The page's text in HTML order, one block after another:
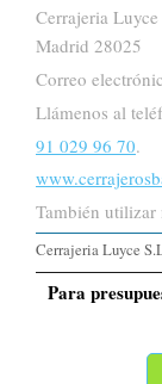
Cerrajeria
Madrid 28025
Correo
Llámenos al
91 029 96 70.
También utilizar
Cerrajeria Luyce
Para